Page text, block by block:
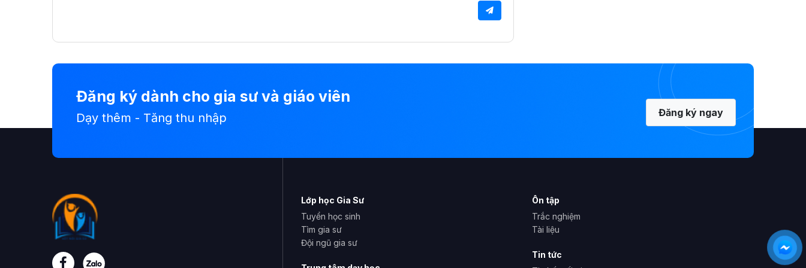
Đăng ký dành cho gia sư và giáo viên
Dạy thêm - Tăng thu nhập Đăng ký ngay
Lớp học Gia Sư
Tuyển học sinh
Tìm gia sư
Đội ngũ gia sư
Ôn tập
Trắc nghiệm
Tài liệu
Tin tức